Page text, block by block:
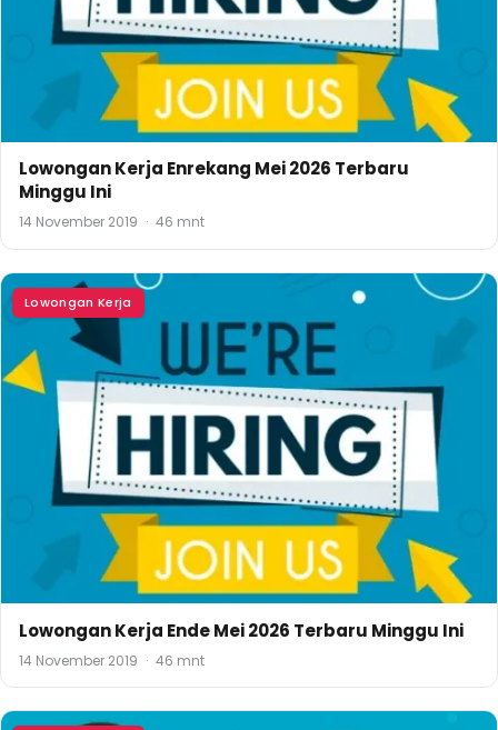
Lowongan Kerja Enrekang Mei 2026 Terbaru
Minggu Ini
14 November 2019 · 46 mnt
Lowongan Kerja
Lowongan Kerja Ende Mei 2026 Terbaru Minggu Ini
14 November 2019 · 46 mnt